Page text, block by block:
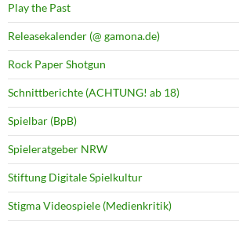
Play the Past
Releasekalender (@ gamona.de)
Rock Paper Shotgun
Schnittberichte (ACHTUNG! ab 18)
Spielbar (BpB)
Spieleratgeber NRW
Stiftung Digitale Spielkultur
Stigma Videospiele (Medienkritik)